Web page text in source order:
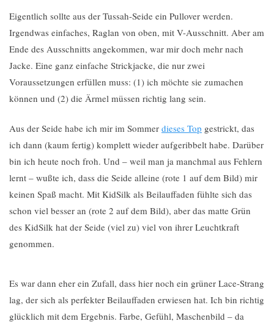
Eigentlich sollte aus der Tussah-Seide ein Pullover werden.
Irgendwas einfaches, Raglan von oben, mit V-Ausschnitt. Aber am
Ende des Ausschnitts angekommen, war mir doch mehr nach
Jacke. Eine ganz einfache Strickjacke, die nur zwei
Voraussetzungen erfüllen muss: (1) ich möchte sie zumachen
können und (2) die Ärmel müssen richtig lang sein.
Aus der Seide habe ich mir im Sommer dieses Top gestrickt, das
ich dann (kaum fertig) komplett wieder aufgeribbelt habe. Darüber
bin ich heute noch froh. Und – weil man ja manchmal aus Fehlern
lernt – wußte ich, dass die Seide alleine (rote 1 auf dem Bild) mir
keinen Spaß macht. Mit KidSilk als Beilauffaden fühlte sich das
schon viel besser an (rote 2 auf dem Bild), aber das matte Grün
des KidSilk hat der Seide (viel zu) viel von ihrer Leuchtkraft
genommen.
Es war dann eher ein Zufall, dass hier noch ein grüner Lace-Strang
lag, der sich als perfekter Beilauffaden erwiesen hat. Ich bin richtig
glücklich mit dem Ergebnis. Farbe, Gefühl, Maschenbild – da